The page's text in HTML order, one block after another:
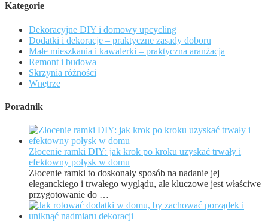
Kategorie
Dekoracyjne DIY i domowy upcycling
Dodatki i dekoracje – praktyczne zasady doboru
Małe mieszkania i kawalerki – praktyczna aranżacja
Remont i budowa
Skrzynia różności
Wnętrze
Poradnik
Złocenie ramki DIY: jak krok po kroku uzyskać trwały i
efektowny połysk w domu
Złocenie ramki to doskonały sposób na nadanie jej
eleganckiego i trwałego wyglądu, ale kluczowe jest właściwe
przygotowanie do …